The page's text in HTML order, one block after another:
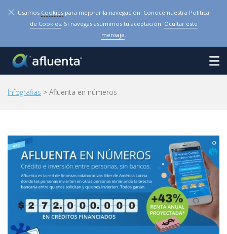
× Usamos Cookies para mejorar la navegación. Conoce nuestra Política
de Cookies. Si navegas asumimos tu aceptación. Ocultar este
mensaje.
Infografias > Afluenta en números